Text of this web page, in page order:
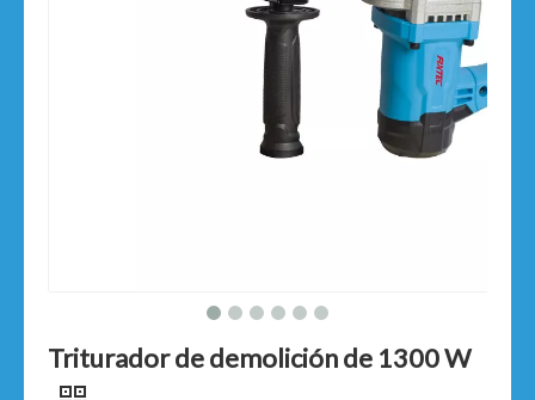
Triturador de demolición de 1300 W